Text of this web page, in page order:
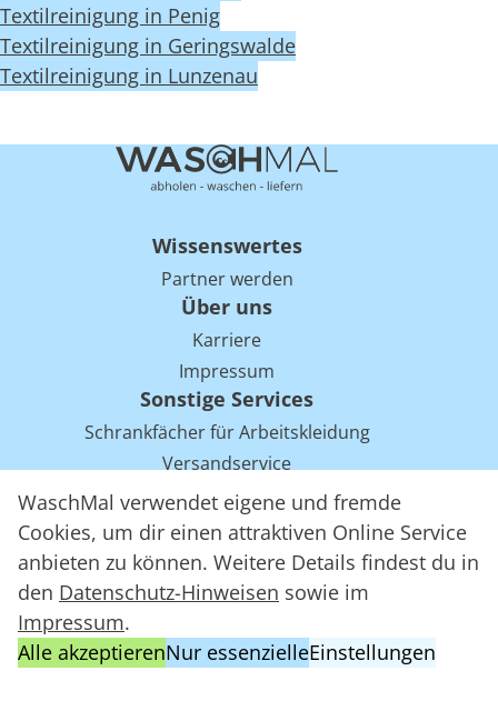
WaschMal verwendet eigene und fremde
Cookies, um dir einen attraktiven Online Service
anbieten zu können. Weitere Details findest du in
den Datenschutz-Hinweisen sowie im
Impressum.
Alle akzeptierenNur essenzielleEinstellungen
Textilreinigung in Penig
Textilreinigung in Geringswalde
Textilreinigung in Lunzenau
Wissenswertes
Partner werden
Über uns
Karriere
Impressum
Sonstige Services
Schrankfächer für Arbeitskleidung
Versandservice
Einsparpotentiale für Mietwäsche bei Arbeitskleidung
Arbeitskleidung Tracking mit RFID
WaschMal GmbH 2016 – 2026
Datenschutz
Allgemeine Geschäftsbedingungen